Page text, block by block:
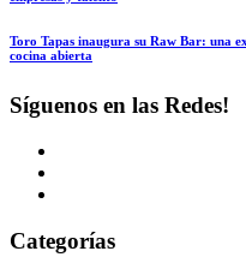
Toro Tapas inaugura su Raw Bar: una
cocina abierta
Síguenos en las Redes!
Categorías